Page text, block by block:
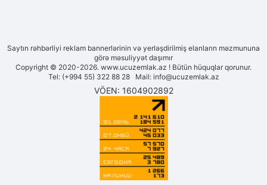
Saytın rəhbərliyi reklam bannerlərinin və yerləşdirilmiş elanların məzmununa
görə məsuliyyət daşımır
Copyright © 2020-2026. www.ucuzemlak.az ! Bütün hüquqlar qorunur.
Tel: (+994 55) 322 88 28 Mail: info@ucuzemlak.az
VÖEN: 1604902892